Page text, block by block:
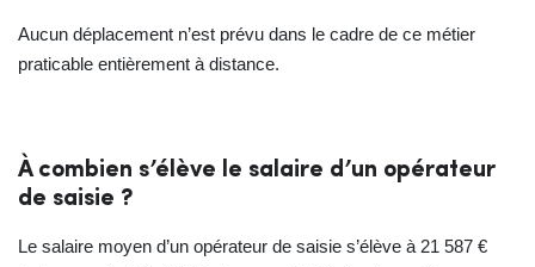
Aucun déplacement n’est prévu dans le cadre de ce métier
praticable entièrement à distance.
À combien s’élève le salaire d’un opérateur
de saisie ?
Le salaire moyen d’un opérateur de saisie s’élève à 21 587 €